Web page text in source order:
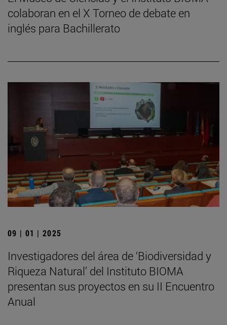
colaboran en el X Torneo de debate en
inglés para Bachillerato
09 | 01 | 2025
Investigadores del área de ‘Biodiversidad y
Riqueza Natural’ del Instituto BIOMA
presentan sus proyectos en su II Encuentro
Anual